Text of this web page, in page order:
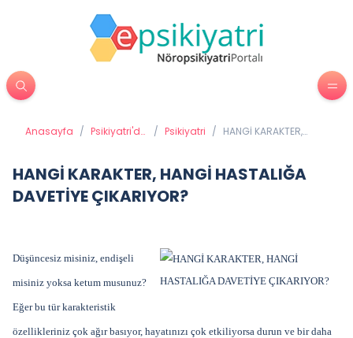
Anasayfa / Psikiyatri'de
/ Psikiyatri / HANGİ KARAKTER,
HANGİ KARAKTER, HANGİ HASTALIĞA
DAVETİYE ÇIKARIYOR?
Düşüncesiz misiniz, endişeli
misiniz yoksa ketum musunuz?
Eğer bu tür karakteristik
özellikleriniz çok ağır basıyor, hayatınızı çok etkiliyorsa durun ve bir daha